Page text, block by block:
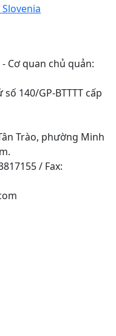
- Cơ quan chủ quản:
140/GP-BTTTT cấp
Trào, phường Minh
/ Fax: